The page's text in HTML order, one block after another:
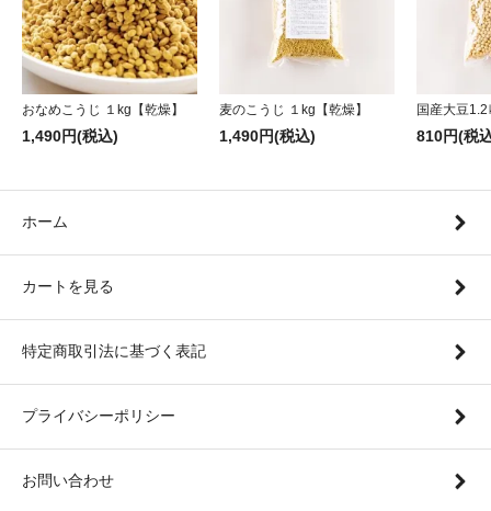
おなめこうじ １kg【乾燥】
1,490円(税込)
麦のこうじ １kg【乾燥】
1,490円(税込)
国産大豆1.2
810円(税
ホーム
カートを見る
特定商取引法に基づく表記
プライバシーポリシー
お問い合わせ